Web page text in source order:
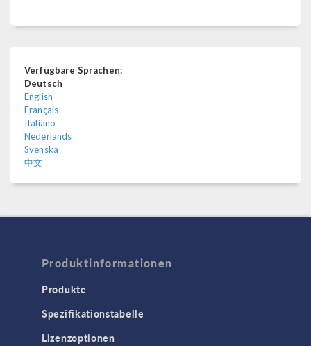
Verfügbare Sprachen:
Deutsch
English
Français
Italiano
Nederlands
Svenska
中文
Produktinformationen
Produkte
Spezifikationstabelle
Lizenzoptionen